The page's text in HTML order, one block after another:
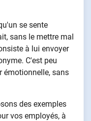
se sente
sans le mettre mal
à lui envoyer
C'est peu
émotionnelle, sans
des exemples
vos employés, à